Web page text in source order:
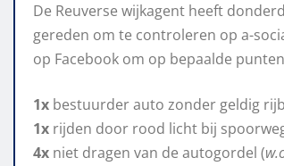
De Reuverse wijkagent heeft
gereden om te controleren op a-
op Facebook om op bepaalde
1x bestuurder auto zonder geldig
1x rijden door rood licht bij
4x niet dragen van de autogordel (